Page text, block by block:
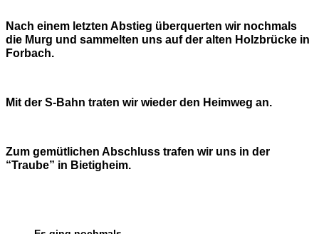
Nach einem letzten Abstieg überquerten wir nochmals
die Murg und sammelten uns auf der alten Holzbrücke in
Forbach.
Mit der S-Bahn traten wir wieder den Heimweg an.
Zum gemütlichen Abschluss trafen wir uns in der
“Traube” in Bietigheim.